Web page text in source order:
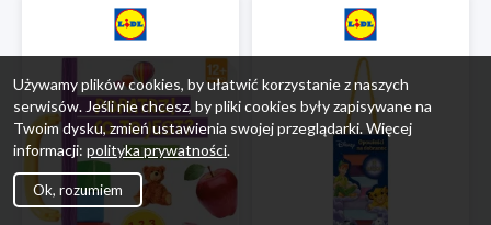
Używamy plików cookies, by ułatwić korzystanie z naszych
serwisów. Jeśli nie chcesz, by pliki cookies były zapisywane na
Twoim dysku, zmień ustawienia swojej przeglądarki. Więcej
informacji: polityka prywatności.
Ok, rozumiem